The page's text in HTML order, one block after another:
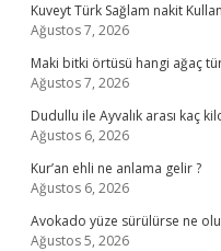
Kuveyt Türk Sağlam nakit
Ağustos 7, 2026
Maki bitki örtüsü hangi ağaç
Ağustos 7, 2026
Dudullu ile Ayvalık arası kaç
Ağustos 6, 2026
Kur’an ehli ne anlama gelir ?
Ağustos 6, 2026
Avokado yüze sürülürse ne
Ağustos 5, 2026